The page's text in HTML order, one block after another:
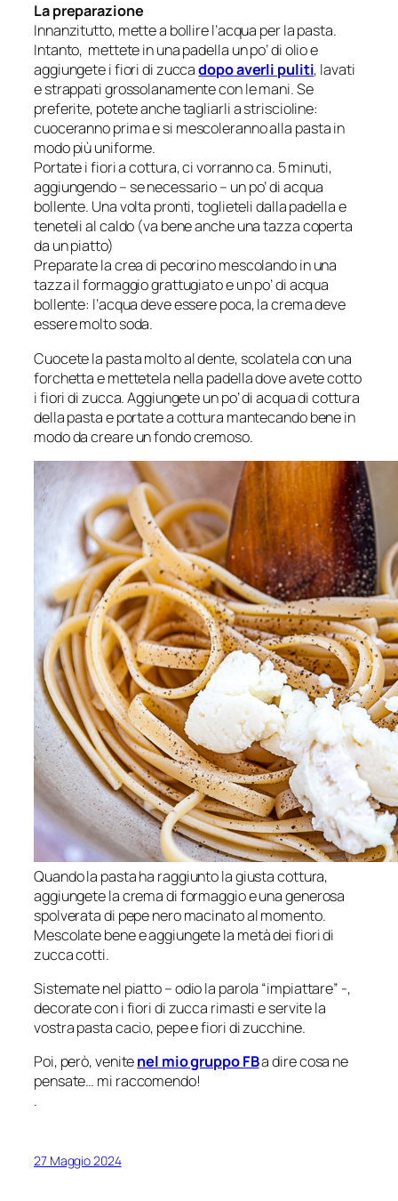
La preparazione
Innanzitutto, mette a bollire l’acqua per la pasta.
Intanto, mettete in una padella un po’ di olio e
aggiungete i fiori di zuccadopo averli puliti, lavati
e strappati grossolanamente con le mani. Se
preferite, potete anche tagliarli a striscioline:
cuoceranno prima e si mescoleranno alla pasta in
modo più uniforme.
Portate i fiori a cottura, ci vorranno ca. 5 minuti,
aggiungendo – se necessario – un po’ di acqua
bollente. Una volta pronti, toglieteli dalla padella e
teneteli al caldo (va bene anche una tazza coperta
da un piatto)
Preparate la crea di pecorino mescolando in una
tazza il formaggio grattugiato e un po’ di acqua
bollente: l’acqua deve essere poca, la crema deve
essere molto soda.
Cuocete la pasta molto al dente, scolatela con una
forchetta e mettetela nella padella dove avete cotto
i fiori di zucca. Aggiungete un po’ di acqua di cottura
della pasta e portate a cottura mantecando bene in
modo da creare un fondo cremoso.
Quando la pasta ha raggiunto la giusta cottura,
aggiungete la crema di formaggio e una generosa
spolverata di pepe nero macinato al momento.
Mescolate bene e aggiungete la metà dei fiori di
zucca cotti.
Sistemate nel piatto –odio la parola “impiattare” -,
decorate con i fiori di zucca rimasti e servite la
vostra pasta cacio, pepe e fiori di zucchine.
Poi, però, venitenel mio gruppo FBa dire cosa ne
pensate… mi raccomendo!
.
27 Maggio 2024